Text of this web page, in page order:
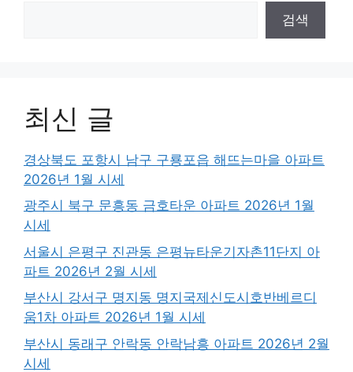
검색
최신 글
경상북도 포항시 남구 구룡포읍 해뜨는마을 아파트
2026년 1월 시세
광주시 북구 문흥동 금호타운 아파트 2026년 1월
시세
서울시 은평구 진관동 은평뉴타운기자촌11단지 아
파트 2026년 2월 시세
부산시 강서구 명지동 명지국제신도시호반베르디
움1차 아파트 2026년 1월 시세
부산시 동래구 안락동 안락남흥 아파트 2026년 2월
시세